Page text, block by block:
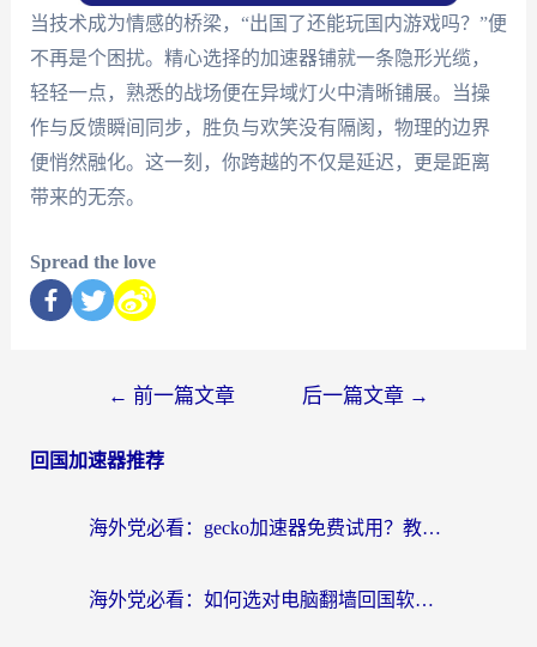
当技术成为情感的桥梁，“出国了还能玩国内游戏吗？”便
不再是个困扰。精心选择的加速器铺就一条隐形光缆，
轻轻一点，熟悉的战场便在异域灯火中清晰铺展。当操
作与反馈瞬间同步，胜负与欢笑没有隔阂，物理的边界
便悄然融化。这一刻，你跨越的不仅是延迟，更是距离
带来的无奈。
Spread the love
← 前一篇文章 后一篇文章 →
回国加速器推荐
海外党必看：gecko加速器免费试用？教你选对回国加速器，无缝刷国内剧玩游戏
海外党必看：如何选对电脑翻墙回国软件，轻松解锁国内资源？